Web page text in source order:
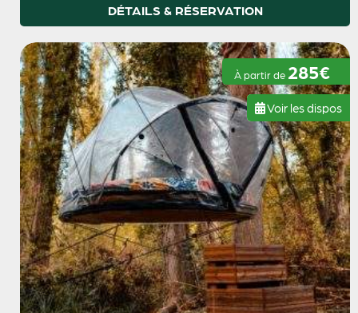
DÉTAILS & RÉSERVATION
À partir de 285€
Voir les dispos